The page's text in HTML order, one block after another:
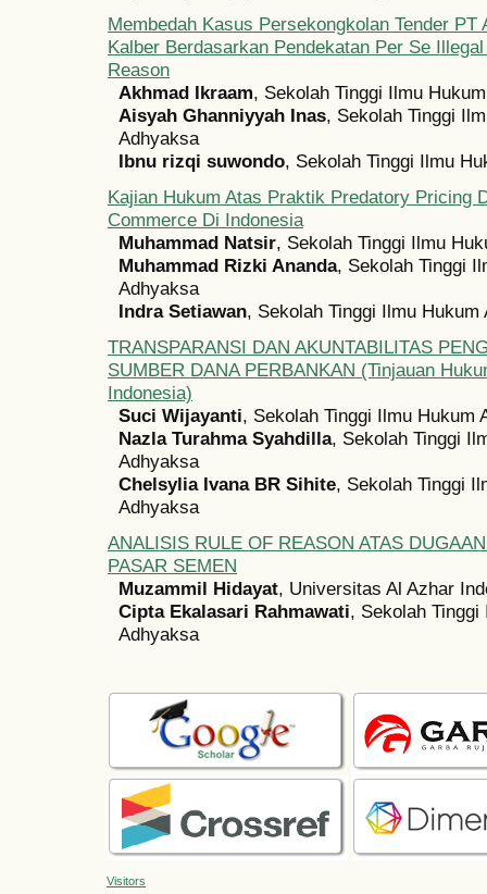
Membedah Kasus Persekongkolan Tender PT
Kalber Berdasarkan Pendekatan Per Se
Reason
Akhmad Ikraam, Sekolah Tinggi Ilmu
Aisyah Ghanniyyah Inas, Sekolah Tinggi
Adhyaksa
Ibnu rizqi suwondo, Sekolah Tinggi Ilmu
Kajian Hukum Atas Praktik Predatory Pricing
Commerce Di Indonesia
Muhammad Natsir, Sekolah Tinggi Ilmu
Muhammad Rizki Ananda, Sekolah Tinggi
Adhyaksa
Indra Setiawan, Sekolah Tinggi Ilmu Hukum
TRANSPARANSI DAN AKUNTABILITAS
SUMBER DANA PERBANKAN (Tinjauan
Indonesia)
Suci Wijayanti, Sekolah Tinggi Ilmu Hukum
Nazla Turahma Syahdilla, Sekolah Tinggi
Adhyaksa
Chelsylia Ivana BR Sihite, Sekolah Tinggi
Adhyaksa
ANALISIS RULE OF REASON ATAS
PASAR SEMEN
Muzammil Hidayat, Universitas Al Azhar
Cipta Ekalasari Rahmawati, Sekolah Tinggi
Adhyaksa
Visitors